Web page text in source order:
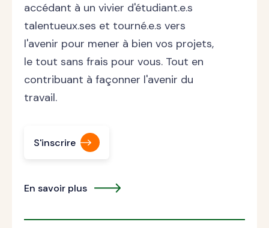
accédant à un vivier d'étudiant.e.s
talentueux.ses et tourné.e.s vers
l'avenir pour mener à bien vos projets,
le tout sans frais pour vous. Tout en
contribuant à façonner l'avenir du
travail.
S'inscrire
En savoir plus